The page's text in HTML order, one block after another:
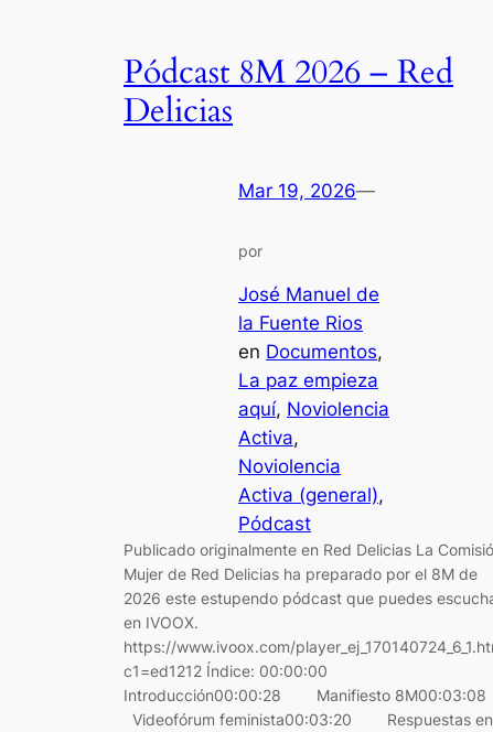
Pódcast 8M 2026 – Red
Delicias
Mar 19, 2026—
por
José Manuel de
la Fuente Rios
en Documentos
La paz empieza
aquí, Noviolencia
Activa
Noviolencia
Activa (general)
Pódcast
Publicado originalmente en Red Delicias La
Mujer de Red Delicias ha preparado por el 8M de
2026 este estupendo pódcast que puedes
en IVOOX.
https://www.ivoox.com/
c1=ed1212 Índice: 00:00:00
Introducción00:00:28 Manifiesto
Videofórum feminista00:03:20 Respuestas en